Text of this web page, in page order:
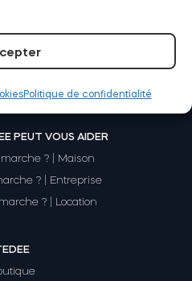
Politique de confidentialité
BleBox
PEUT VOUS AIDER
? | Maison
? | Entreprise
? | Location